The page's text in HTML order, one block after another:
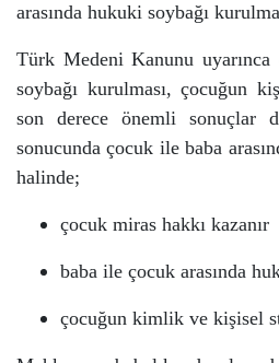
arasında hukuki soybağı
Türk Medeni Kanunu uyarınca
soybağı kurulması, çocuğun
son derece önemli sonuçlar
sonucunda çocuk ile baba
halinde;
çocuk miras hakkı kazanır
baba ile çocuk arasında
çocuğun kimlik ve kişisel